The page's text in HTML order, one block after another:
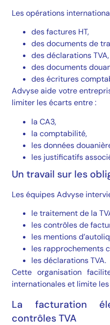
Les opérations
des factures HT,
des documents de
des déclarations TVA,
des documents
des écritures
Advyse aide votre
limiter les écarts entre :
la CA3,
la comptabilité,
les données
les justificatifs
Un travail sur les
Les équipes Advyse
le traitement de la
les contrôles de
les mentions
les rapprochements
les déclarations TVA.
Cette organisation
internationales et limite
La facturation
contrôles TVA